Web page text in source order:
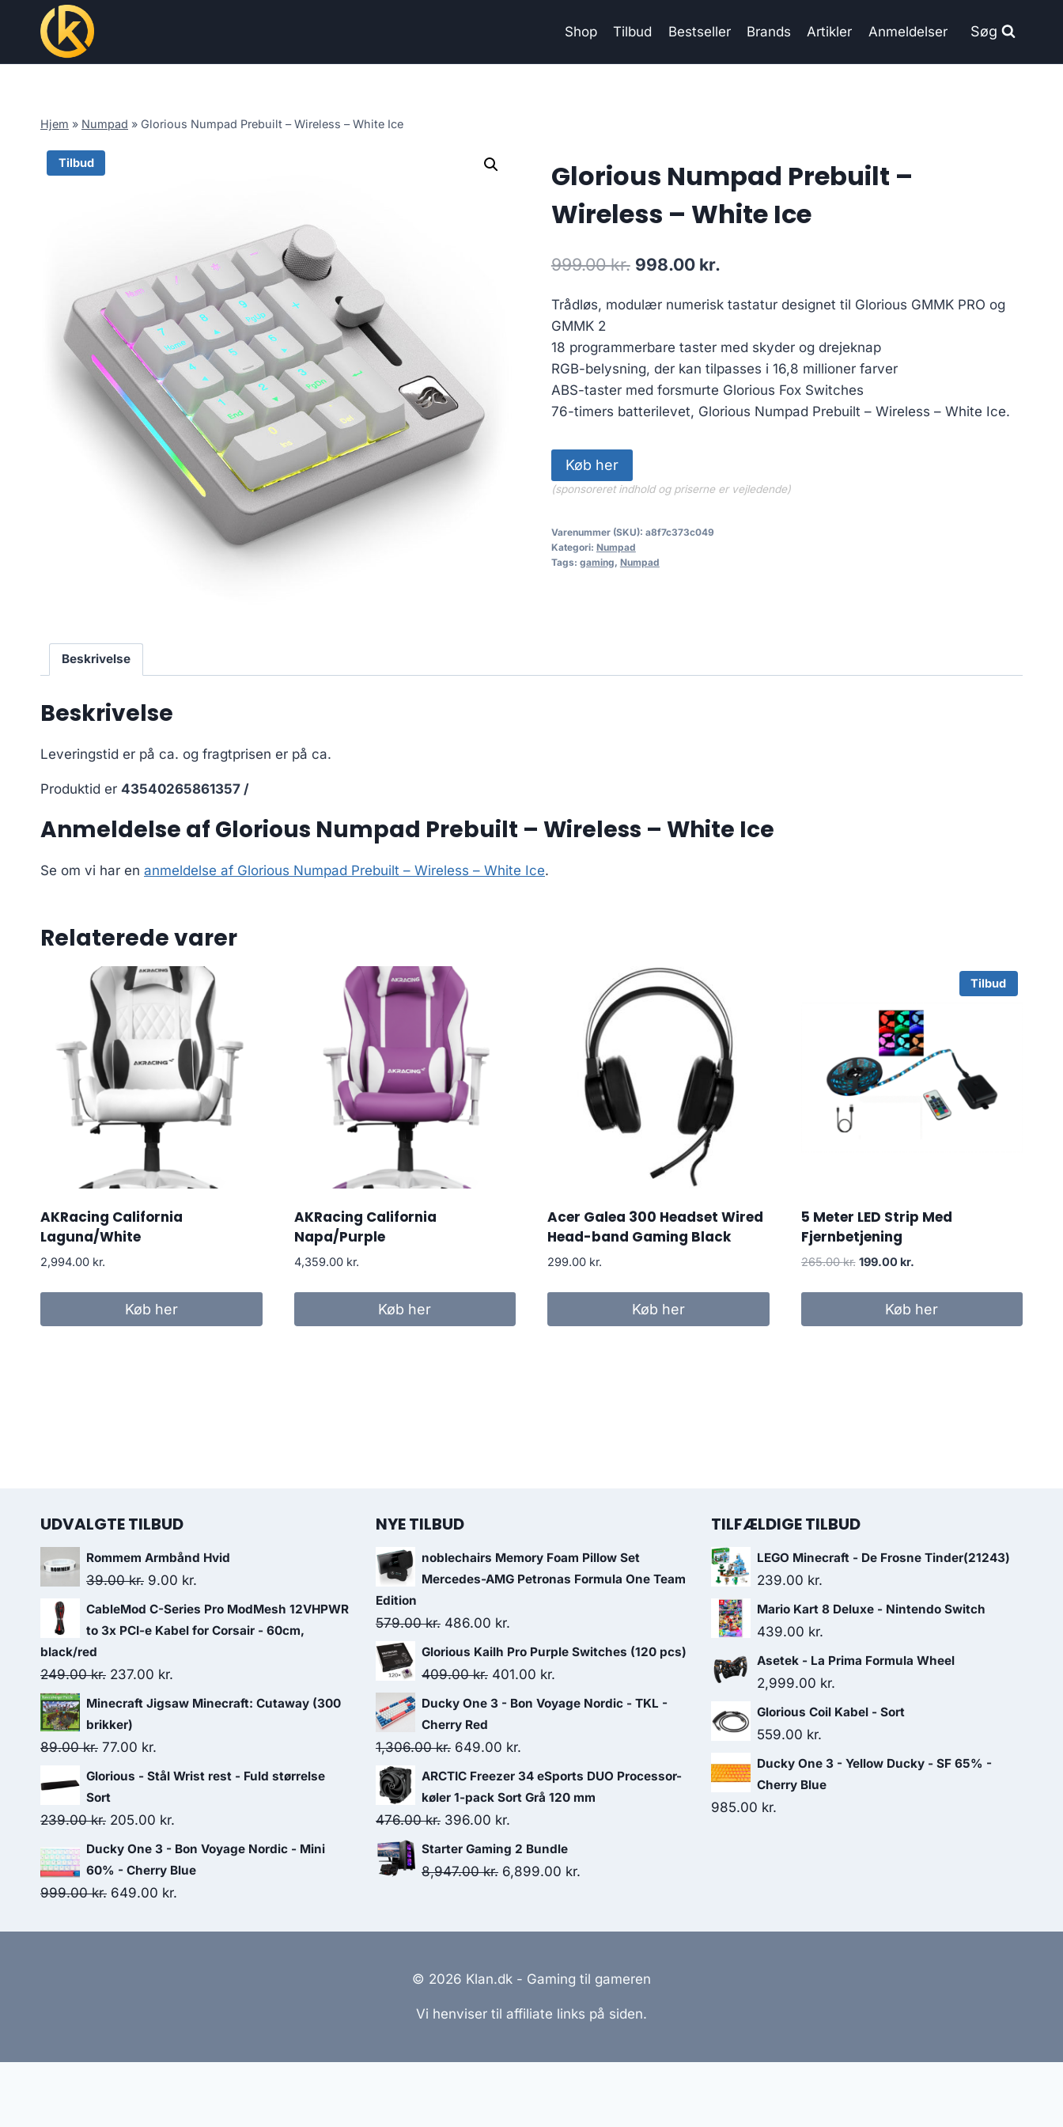
content
Shop Tilbud Bestseller Brands Artikler Anmeldelser Søg
Hjem » Numpad » Glorious Numpad Prebuilt – Wireless – White Ice
Tilbud
Glorious Numpad Prebuilt –
Wireless – White Ice
999.00kr. Original
was:
999.00 kr..
998.00 kr.
is:
998.00 kr..
Trådløs, modulær numerisk tastatur designet til Glorious GMMK PRO og
GMMK 2
18 programmerbare taster med skyder og drejeknap
RGB-belysning, der kan tilpasses i 16,8 millioner farver
ABS-taster med forsmurte Glorious Fox Switches
76-timers batterilevet, Glorious Numpad Prebuilt – Wireless – White Ice.
Køb her
(sponsoreret indhold og priserne er vejledende)
Varenummer (SKU): a8f7c373c049
Kategori: Numpad
Tags: gaming, Numpad
Beskrivelse
Beskrivelse
Leveringstid er på ca. og fragtprisen er på ca.
Produktid er 43540265861357 /
Anmeldelse af Glorious Numpad Prebuilt – Wireless – White Ice
Se om vi har en anmeldelse af Glorious Numpad Prebuilt – Wireless – White Ice.
Relaterede varer
AKRacing California
Laguna/White
2,994.00 kr.
Køb her
AKRacing California
Napa/Purple
4,359.00 kr.
Køb her
Acer Galea 300 Headset Wired
Head-band Gaming Black
299.00 kr.
Køb her
Tilbud
5 Meter LED Strip Med
Fjernbetjening
265.00kr. Original
265.00 kr..
199.00 kr.Current
199.00 kr..
Køb her
UDVALGTE TILBUD
Rommem Armbånd Hvid
39.00kr. Original
price
was:
9.00 kr.
price
is:
CableMod C-Series Pro ModMesh 12VHPWR
to 3x PCI-e Kabel for Corsair - 60cm,
black/red
249.00kr. Original
price
was:
249.00 kr..
237.00 kr.
price
Minecraft Jigsaw Minecraft: Cutaway (300
brikker)
89.00kr. Original
price
was:
89.00 kr..
77.00 kr.
price
77.00 kr..
Glorious - Stål Wrist rest - Fuld størrelse
Sort
239.00kr. Original
price
was:
239.00 kr..
205.00 kr.
price
is:
Ducky One 3 - Bon Voyage Nordic - Mini
60% - Cherry Blue
999.00kr. Original
649.00 kr.
NYE TILBUD
noblechairs Memory Foam Pillow Set
Mercedes-AMG Petronas Formula One Team
Edition
579.00kr. Original
price
was:
486.00 kr.
price
is:
Glorious Kailh Pro Purple Switches (120 pcs)
409.00kr. Original
price
409.00 kr..
401.00 kr.
price
Ducky One 3 - Bon Voyage Nordic - TKL -
Cherry Red
1,306.00kr. Original
price
was:
1,306.00 kr..
649.00 kr.
price
is:
ARCTIC Freezer 34 eSports DUO Processor-
køler 1-pack Sort Grå 120 mm
476.00kr. Original
price
was:
396.00 kr.
price
is:
Starter Gaming 2 Bundle
8,947.00kr. Original
6,899.00 kr.
TILFÆLDIGE TILBUD
LEGO Minecraft - De Frosne Tinder(21243)
239.00 kr.
Mario Kart 8 Deluxe - Nintendo Switch
439.00 kr.
Asetek - La Prima Formula Wheel
2,999.00 kr.
Glorious Coil Kabel - Sort
559.00 kr.
Ducky One 3 - Yellow Ducky - SF 65% -
Cherry Blue
985.00 kr.
© 2026 Klan.dk - Gaming til gameren
Vi henviser til affiliate links på siden.